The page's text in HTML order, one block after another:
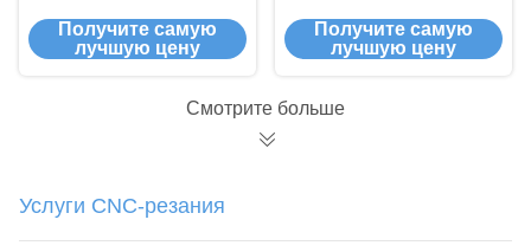
Настройка CNC
стальных деталей
для оси вала
Получите самую
лучшую цену
CNC фрезерное
обслуживание
Получите самую
лучшую цену
Смотрите больше
Услуги CNC-резания